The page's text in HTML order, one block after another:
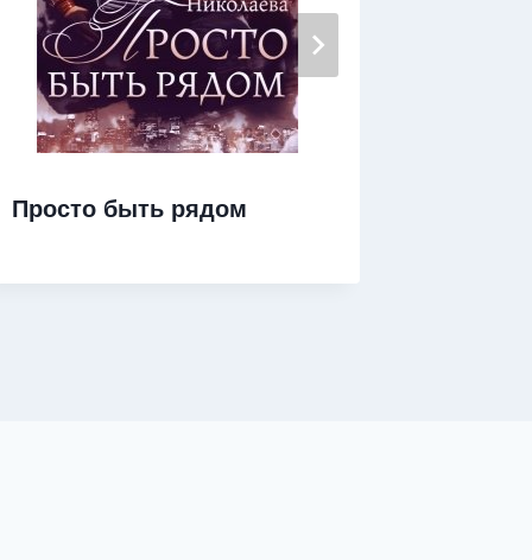
Просто быть рядом